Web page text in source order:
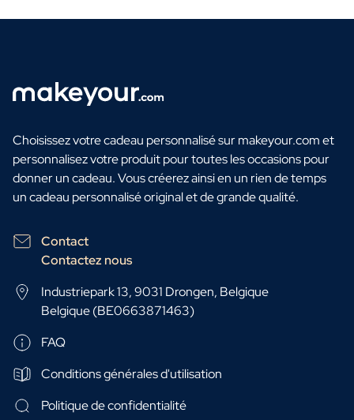
Choisissez votre cadeau personnalisé sur makeyour.com et
personnalisez votre produit pour toutes les occasions pour
donner un cadeau. Vous créerez ainsi en un rien de temps
un cadeau personnalisé original et de grande qualité.
Contact
Contactez nous
Industriepark 13, 9031 Drongen, Belgique
Belgique (BE0663871463)
FAQ
Conditions générales d'utilisation
Politique de confidentialité